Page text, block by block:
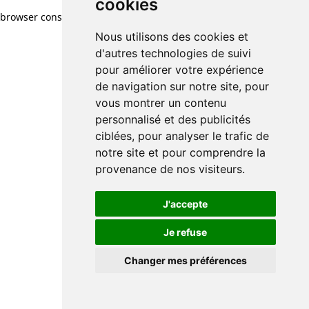
cookies
Nous utilisons des cookies et
d'autres technologies de suivi
pour améliorer votre expérience
de navigation sur notre site, pour
vous montrer un contenu
personnalisé et des publicités
ciblées, pour analyser le trafic de
notre site et pour comprendre la
provenance de nos visiteurs.
J'accepte
Je refuse
Changer mes préférences
browser console for more information)